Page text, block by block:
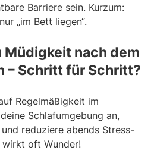
Barriere sein. Kurzum:
„im Bett liegen“.
nach dem
– Schritt für Schritt?
Regelmäßigkeit im
Schlafumgebung an,
reduziere abends Stress-
wirkt oft Wunder!